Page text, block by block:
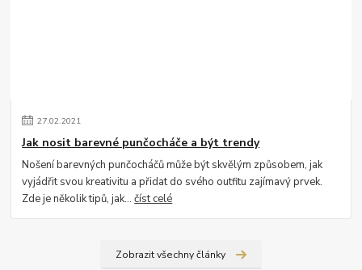
27.02.2021
Jak nosit barevné punčocháče a být trendy
Nošení barevných punčocháčů může být skvělým způsobem, jak
vyjádřit svou kreativitu a přidat do svého outfitu zajímavý prvek.
Zde je několik tipů, jak...číst celé
Zobrazit všechny články